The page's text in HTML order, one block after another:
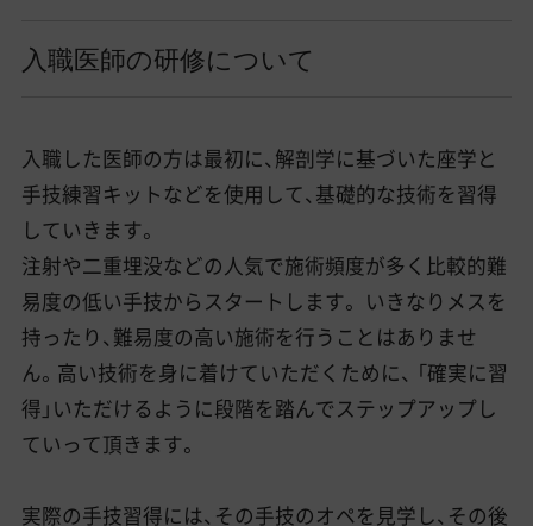
入職医師の研修について
入職した医師の方は最初に、解剖学に基づいた座学と
手技練習キットなどを使用して、基礎的な技術を習得
していきます。
注射や二重埋没などの人気で施術頻度が多く比較的難
易度の低い手技からスタートします。 いきなりメスを
持ったり、難易度の高い施術を行うことはありませ
ん。高い技術を身に着けていただくために、 「確実に習
得」いただけるように段階を踏んでステップアップし
ていって頂きます。
実際の手技習得には、その手技のオペを見学し、その後